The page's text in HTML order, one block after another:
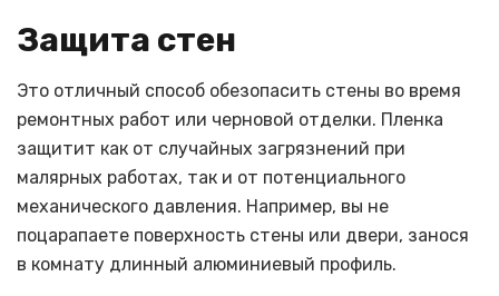
Защита стен
Это отличный способ обезопасить стены во время
ремонтных работ или черновой отделки. Пленка
защитит как от случайных загрязнений при
малярных работах, так и от потенциального
механического давления. Например, вы не
поцарапаете поверхность стены или двери, занося
в комнату длинный алюминиевый профиль.